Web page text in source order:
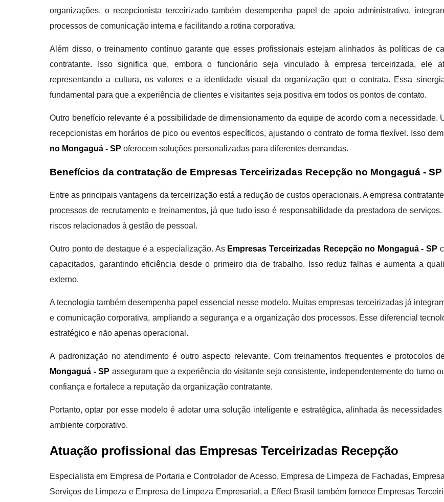
organizações, o recepcionista terceirizado também desempenha papel de apoio administrativo,
processos de comunicação interna e facilitando a rotina corporativa.
Além disso, o treinamento contínuo garante que esses profissionais estejam alinhados às políticas de
contratante. Isso significa que, embora o funcionário seja vinculado à empresa terceirizada, ele
representando a cultura, os valores e a identidade visual da organização que o contrata. Essa
fundamental para que a experiência de clientes e visitantes seja positiva em todos os pontos de contato.
Outro benefício relevante é a possibilidade de dimensionamento da equipe de acordo com a necessidade.
recepcionistas em horários de pico ou eventos específicos, ajustando o contrato de forma flexível. Isso
no Mongaguá - SP oferecem soluções personalizadas para diferentes demandas.
Benefícios da contratação de Empresas Terceirizadas Recepção no Mongaguá - SP
Entre as principais vantagens da terceirização está a redução de custos operacionais. A empresa
processos de recrutamento e treinamentos, já que tudo isso é responsabilidade da prestadora de
riscos relacionados à gestão de pessoal.
Outro ponto de destaque é a especialização. As Empresas Terceirizadas Recepção no Mongaguá - SP
capacitados, garantindo eficiência desde o primeiro dia de trabalho. Isso reduz falhas e aumenta a
externo.
A tecnologia também desempenha papel essencial nesse modelo. Muitas empresas terceirizadas já
e comunicação corporativa, ampliando a segurança e a organização dos processos. Esse diferencial
estratégico e não apenas operacional.
A padronização no atendimento é outro aspecto relevante. Com treinamentos frequentes e protocolos
Mongaguá - SP asseguram que a experiência do visitante seja consistente, independentemente do turno
confiança e fortalece a reputação da organização contratante.
Portanto, optar por esse modelo é adotar uma solução inteligente e estratégica, alinhada às
ambiente corporativo.
Atuação profissional das Empresas Terceirizadas Recepção
Especialista em Empresa de Portaria e Controlador de Acesso, Empresa de Limpeza de Fachadas,
Serviços de Limpeza e Empresa de Limpeza Empresarial, a Effect Brasil também fornece Empresas